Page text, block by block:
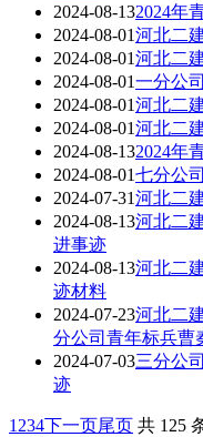
2024-08-132024年
2024-08-01河北二
2024-08-01河北二
2024-08-01一分公
2024-08-01河北二
2024-08-01河北二
2024-08-132024年
2024-08-01七分公
2024-07-31河北二
2024-08-13河北二
进事迹
2024-08-13河北二
迹材料
2024-07-23河北二
分公司青年标兵曹
2024-07-03三分公
迹
1 234下一页尾页 共 125